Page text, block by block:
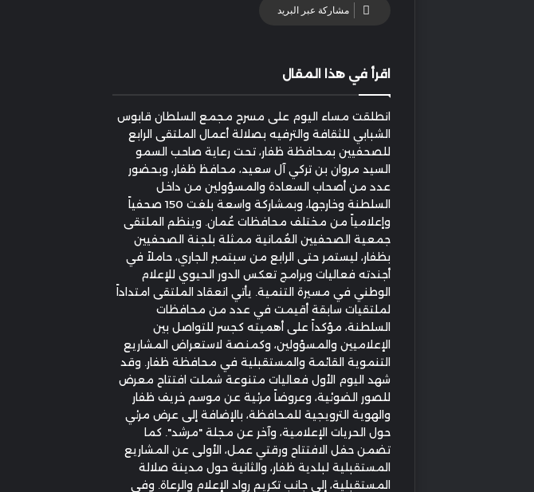
مشاركة عبر البريد
اقرأ في هذا المقال
انطلقت مساء اليوم على مسرح مجمع السلطان قابوس
الشبابي للثقافة والترفيه بصلالة أعمال الملتقى الرابع
للصحفيين بمحافظة ظفار، تحت رعاية صاحب السمو
السيد مروان بن تركي آل سعيد، محافظ ظفار، وبحضور
عدد من أصحاب السعادة والمسؤولين من داخل
السلطنة وخارجها، وبمشاركة واسعة بلغت 150 صحفياً
وإعلامياً من مختلف محافظات عُمان. وينظم الملتقى
جمعية الصحفيين العُمانية ممثلة بلجنة الصحفيين
بظفار، ليستمر حتى الرابع من سبتمبر الجاري، حاملاً في
أجندته فعاليات وبرامج تعكس الدور الحيوي للإعلام
الوطني في مسيرة التنمية. يأتي انعقاد الملتقى امتداداً
لملتقيات سابقة أقيمت في عدد من محافظات
السلطنة، مؤكداً على أهميته كجسر للتواصل بين
الإعلاميين والمسؤولين، وكمنصة لاستعراض المشاريع
التنموية القائمة والمستقبلية في محافظة ظفار. وقد
شهد اليوم الأول فعاليات متنوعة شملت افتتاح معرض
للصور الضوئية، وعروضاً مرئية عن موسم خريف ظفار
والهوية الترويجية للمحافظة، بالإضافة إلى عرض مرئي
حول الحريات الإعلامية، وآخر عن مجلة "مرشد". كما
تضمن حفل الافتتاح ورقتي عمل، الأولى عن المشاريع
المستقبلية لبلدية ظفار، والثانية حول مدينة صلالة
المستقبلية، إلى جانب تكريم رواد الإعلام والرعاة. وفي